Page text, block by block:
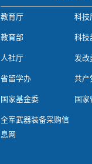
教育厅 科技
教育部 科技
人社厅 发改
省留学办 共产
国家基金委 国
全军武器装备采购信
息网